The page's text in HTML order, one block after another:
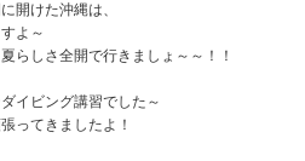
開けた沖縄は、
よ～
らしさ全開で行きましょ～～！！
イビング講習でした～
ってきましたよ！